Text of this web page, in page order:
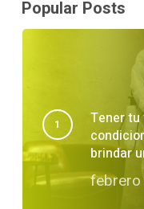
Popular Posts
Tener tu
brindar
febrero